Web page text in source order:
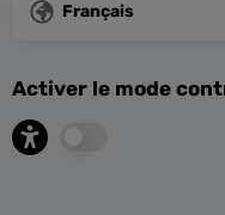
Français
Activer le mode